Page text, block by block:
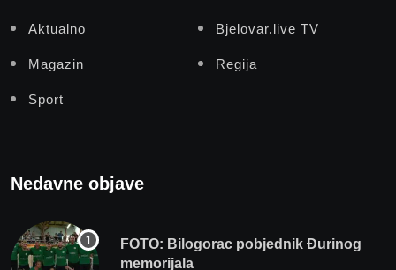
Aktualno Bjelovar.live TV
Magazin Regija
Sport
Nedavne objave
FOTO: Bilogorac pobjednik Đurinog
memorijala